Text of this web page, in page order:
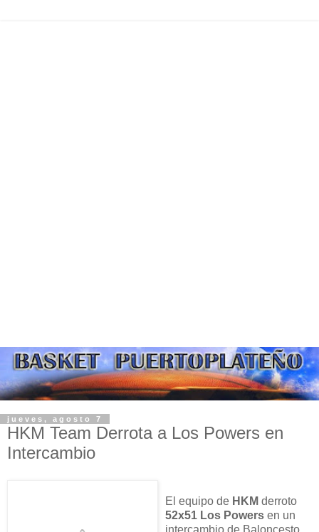
jueves, agosto 7
HKM Team Derrota a Los Powers en
Intercambio
El equipo de HKM derroto
52x51 Los Powers en un
intercambio de Baloncesto